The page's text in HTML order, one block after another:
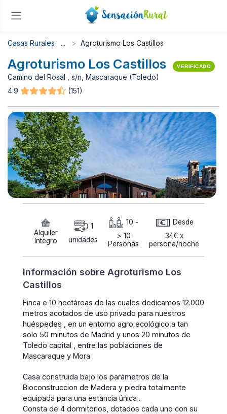
Casas Rurales Agroturismo Los Castillos
Agroturismo Los Castillos VERIFICADO
Camino del Rosal , s/n, Mascaraque (Toledo)
4.9
(151)
Alquiler
íntegro
1
unidades
10 -
> 10
Personas
Desde
34€ x
persona/noche
Información sobre Agroturismo Los
Castillos
Finca e 10 hectáreas de las cuales dedicamos 12.000
metros acotados de uso privado para nuestros
huéspedes , en un entorno agro ecológico a tan
solo 50 minutos de Madrid y unos 20 minutos de
Toledo capital , entre las poblaciones de
Mascaraque y Mora .
Casa construida bajo los parámetros de la
Bioconstruccion de Madera y piedra totalmente
equipada para una estancia única .
Consta de 4 dormitorios, dotados cada uno con su